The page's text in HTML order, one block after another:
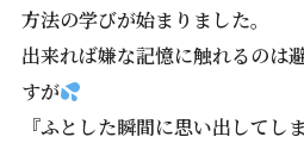
方法の学びが始まりました。
出来れば嫌な記憶に触れるのは
すが
『ふとした瞬間に思い出してし